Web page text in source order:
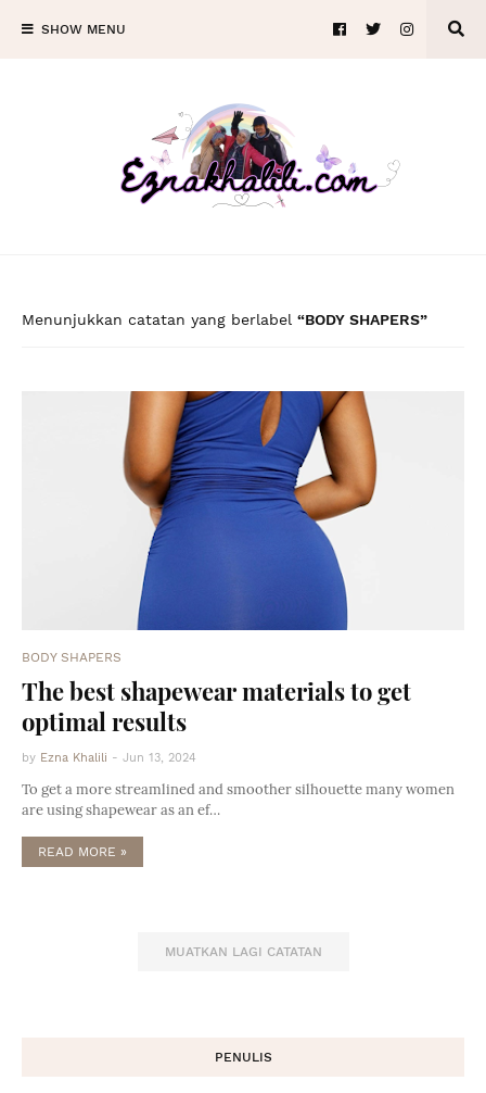
SHOW MENU
Menunjukkan catatan yang berlabel BODY SHAPERS
BODY SHAPERS
The best shapewear materials to get
optimal results
by Ezna Khalili - Jun 13, 2024
To get a more streamlined and smoother silhouette many women
are using shapewear as an ef…
READ MORE »
MUATKAN LAGI CATATAN
PENULIS